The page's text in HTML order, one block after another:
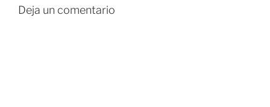
Deja un comentario